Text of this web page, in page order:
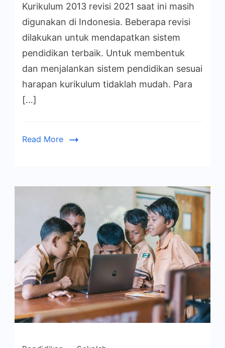
Kurikulum
2013
Revisi
Dalam
Kegiatan
Pembelajaran
Kurikulum 2013 revisi 2021 saat ini masih
digunakan di Indonesia. Beberapa revisi
dilakukan untuk mendapatkan sistem
pendidikan terbaik. Untuk membentuk
dan menjalankan sistem pendidikan sesuai
harapan kurikulum tidaklah mudah. Para
[…]
Read More